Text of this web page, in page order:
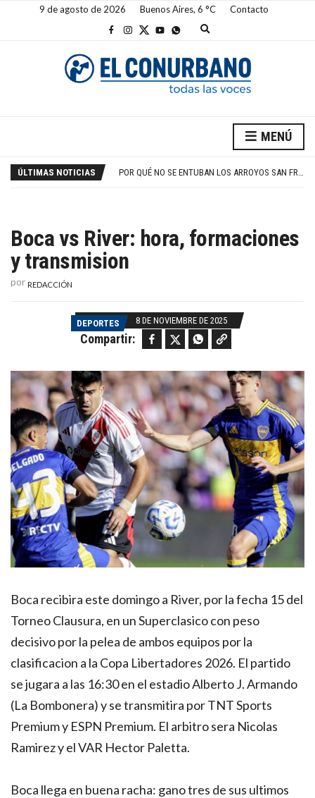
9 de agosto de 2026 Buenos Aires, 6 C
Contacto
E
a
n
d
s
o
MENÚ
ÚLTIMAS NOTICIAS
CRISIS INTERMINABLE EN RIVER
HORÓSCOPO DEL DOMINGO 9 DE AGOSTO
Boca vs River: hora, formaciones
y transmision
por REDACCIÓN
DEPORTES 8 DE NOVIEMBRE DE 2025
Compartir: Facebook Twitter WhatsApp Copy link
Boca recibira este domingo a River, por la fecha 15 del
Torneo Clausura, en un Superclasico con peso
decisivo por la pelea de ambos equipos por la
clasificacion a la Copa Libertadores 2026. El partido
se jugara a las 16:30 en el estadio Alberto J. Armando
(La Bombonera) y se transmitira por TNT Sports
Premium y ESPN Premium. El arbitro sera Nicolas
Ramirez y el VAR Hector Paletta.
Boca llega en buena racha: gano tres de sus ultimos